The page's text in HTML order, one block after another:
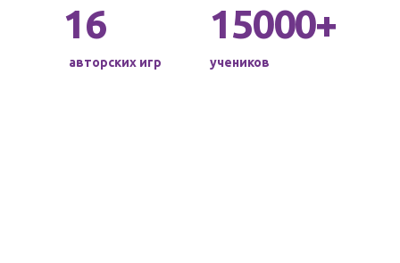
16
авторских игр
15000+
учеников